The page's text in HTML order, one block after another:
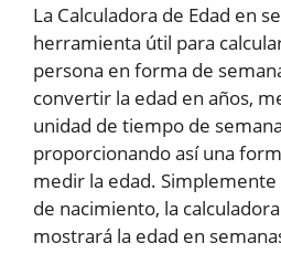
La Calculadora de Edad en
herramienta útil para
persona en forma de
convertir la edad en años,
unidad de tiempo de
proporcionando así una
medir la edad. Simplemente
de nacimiento, la
mostrará la edad en